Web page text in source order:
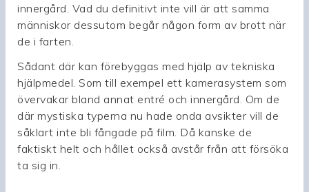
innergård. Vad du definitivt inte vill är att samma
människor dessutom begår någon form av brott när
de i farten.
Sådant där kan förebyggas med hjälp av tekniska
hjälpmedel. Som till exempel ett kamerasystem som
övervakar bland annat entré och innergård. Om de
där mystiska typerna nu hade onda avsikter vill de
såklart inte bli fångade på film. Då kanske de
faktiskt helt och hållet också avstår från att försöka
ta sig in.